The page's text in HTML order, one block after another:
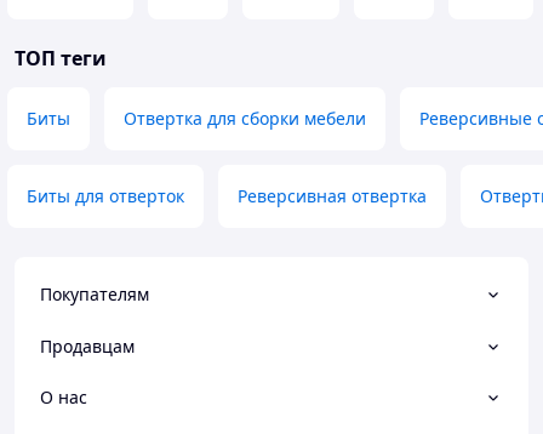
ТОП теги
Биты Отвертка для сборки мебели Реверсивные
Биты для отверток Реверсивная отвертка
Покупателям
Продавцам
О нас